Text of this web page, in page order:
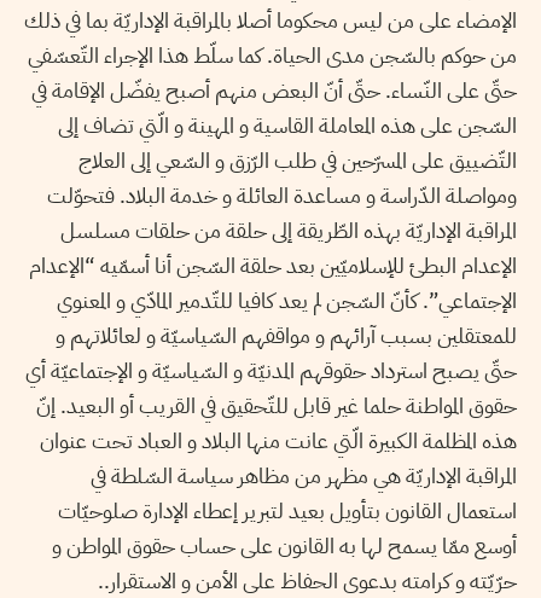
الإمضاء على من ليس محكوما أصلا بالمراقبة الإداريّة بما في ذلك
من حوكم بالسّجن مدى الحياة. كما سلّط هذا الإجراء التّعسّفي
حتّى على النّساء. حتّى أنّ البعض منهم أصبح يفضّل الإقامة في
السّجن على هذه المعاملة القاسية و المهينة و الّتي تضاف إلى
التّضييق على المسرّحين في طلب الرّزق و السّعي إلى العلاج
ومواصلة الدّراسة و مساعدة العائلة و خدمة البلاد. فتحوّلت
المراقبة الإداريّة بهذه الطّريقة إلى حلقة من حلقات مسلسل
الإعدام البطئ للإسلاميّين بعد حلقة السّجن أنا أسمّيه “الإعدام
الإجتماعي”. كأنّ السّجن لم يعد كافيا للتّدمير المادّي و المعنوي
للمعتقلين بسبب آرائهم و مواقفهم السّياسيّة و لعائلاتهم و
حتّى يصبح استرداد حقوقهم المدنيّة و السّياسيّة و الإجتماعيّة أي
حقوق المواطنة حلما غير قابل للتّحقيق في القريب أو البعيد. إنّ
هذه المظلمة الكبيرة الّتي عانت منها البلاد و العباد تحت عنوان
المراقبة الإداريّة هي مظهر من مظاهر سياسة السّلطة في
استعمال القانون بتأويل بعيد لتبرير إعطاء الإدارة صلوحيّات
أوسع ممّا يسمح لها به القانون على حساب حقوق المواطن و
حرّيّته و كرامته بدعوى الحفاظ على الأمن و الاستقرار..